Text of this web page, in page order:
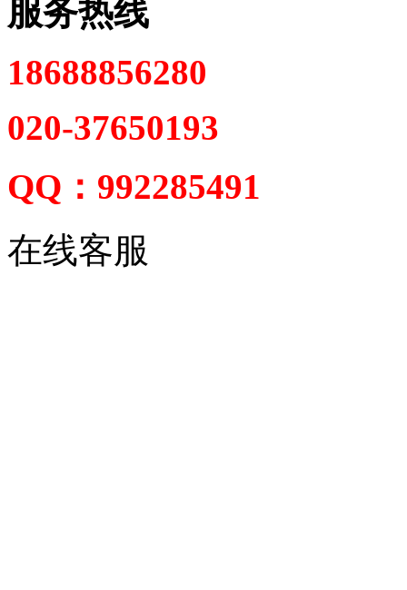
服务热线
18688856280
020-37650193
QQ：992285491
在线客服